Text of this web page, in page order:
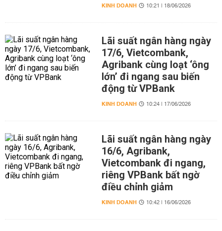
KINH DOANH 10:21 | 18/06/2026
Lãi suất ngân hàng ngày
17/6, Vietcombank,
Agribank cùng loạt ‘ông
lớn’ đi ngang sau biến
động từ VPBank
KINH DOANH 10:24 | 17/06/2026
Lãi suất ngân hàng ngày
16/6, Agribank,
Vietcombank đi ngang,
riêng VPBank bất ngờ
điều chỉnh giảm
KINH DOANH 10:42 | 16/06/2026